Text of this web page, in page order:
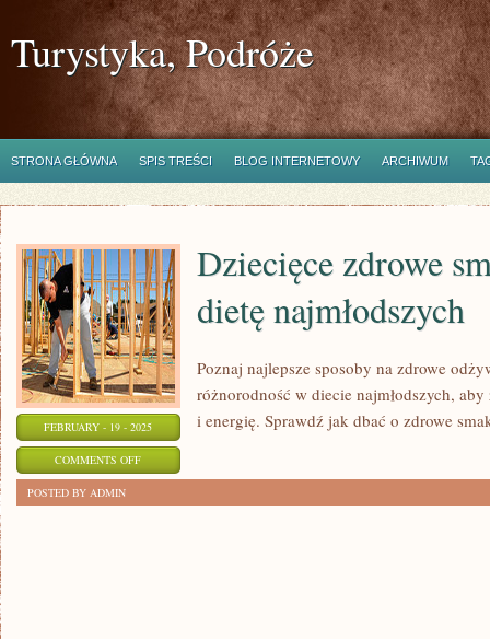
Turystyka, Podróże
STRONA GŁÓWNA SPIS TREŚCI BLOG INTERNETOWY ARCHIWUM
FEBRUARY - 19 - 2025
COMMENTS OFFON
Dziecięce zdrowe
dietę najmłodszych
Poznaj najlepsze sposoby na zdrowe
różnorodność w diecie najmłodszych,
i energię. Sprawdź jak dbać o zdrowe
POSTED BY ADMIN